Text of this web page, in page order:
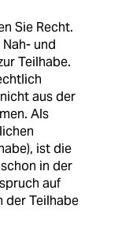
Sie Recht.
und
Teilhabe.
aus der
Als
ist die
in der
auf
der Teilhabe